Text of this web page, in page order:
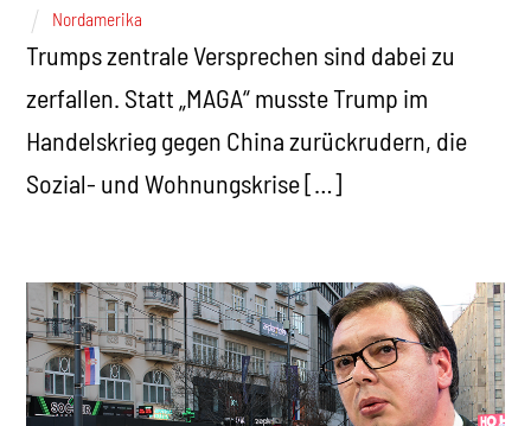
Nordamerika
Trumps zentrale Versprechen sind dabei zu
zerfallen. Statt „MAGA“ musste Trump im
Handelskrieg gegen China zurückrudern, die
Sozial- und Wohnungskrise […]